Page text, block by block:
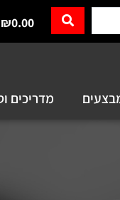
₪0.00
מדריכים